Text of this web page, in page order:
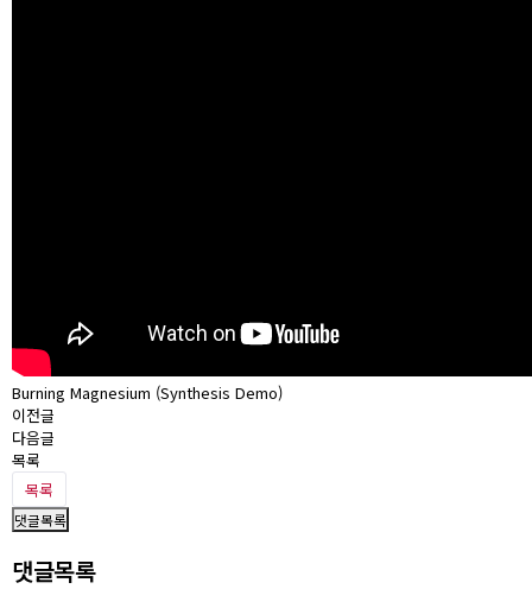
Burning Magnesium (Synthesis Demo)
이전글
다음글
목록
목록
댓글목록
댓글목록